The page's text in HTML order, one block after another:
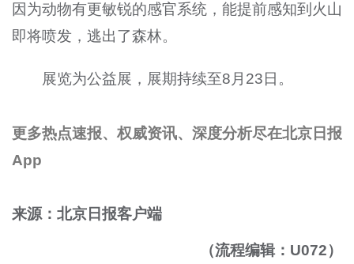
因为动物有更敏锐的感官系统，能提前感知到火山
即将喷发，逃出了森林。
展览为公益展，展期持续至8 月 23 日。
更多热点速报、权威资讯、深度分析尽在北京日报
App
来源：北京日报客户端
（流程编辑：U072）